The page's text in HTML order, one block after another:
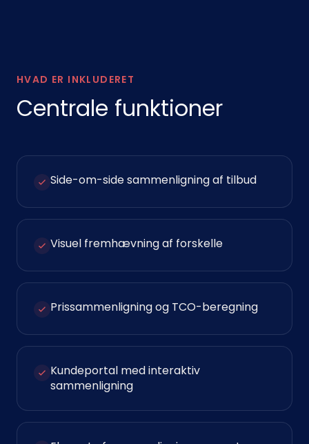
HVAD ER INKLUDERET
Centrale funktioner
Side-om-side sammenligning af tilbud
Visuel fremhævning af forskelle
Prissammenligning og TCO-beregning
Kundeportal med interaktiv
sammenligning